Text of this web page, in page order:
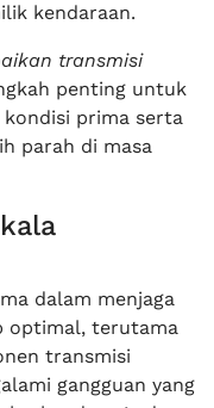
kendaraan.
transmisi
penting untuk
prima serta
parah di masa
dalam menjaga
optimal, terutama
transmisi
gangguan yang